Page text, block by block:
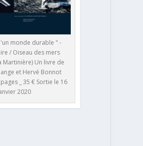
monde durable " -
/ Oiseau des mers
Martinière) Un livre de
et Hervé Bonnot
_ 35 € Sortie le 16
2020